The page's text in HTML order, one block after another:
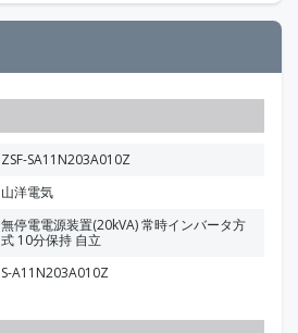
ZSF-SA11N203A010Z
山洋電気
無停電電源装置(20kVA) 常時インバータ方
式 10分保持 自立
S-A11N203A010Z